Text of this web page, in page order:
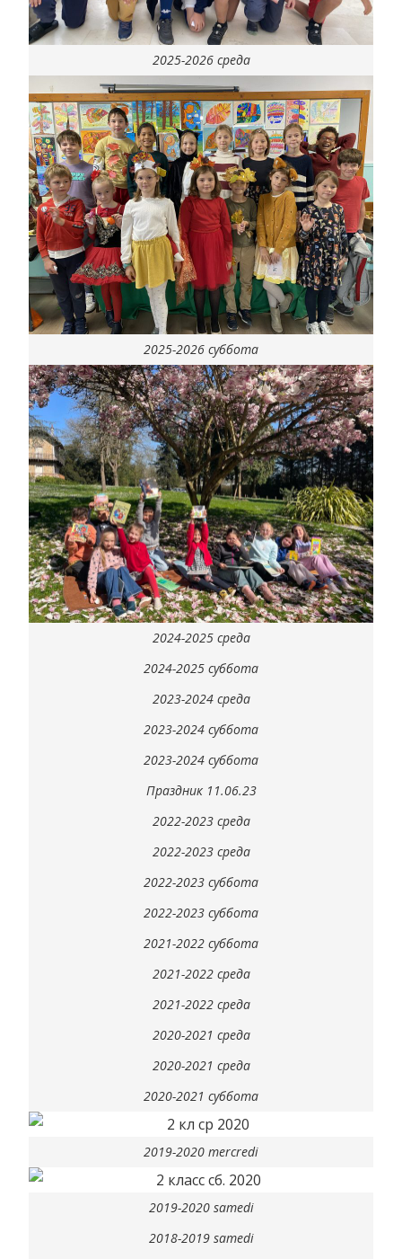
2025-2026 среда
2025-2026 суббота
2024-2025 среда
2024-2025 суббота
2023-2024 среда
2023-2024 суббота
2023-2024 суббота
Праздник 11.06.23
2022-2023 среда
2022-2023 среда
2022-2023 суббота
2022-2023 суббота
2021-2022 суббота
2021-2022 среда
2021-2022 среда
2020-2021 среда
2020-2021 среда
2020-2021 суббота
2019-2020 mercredi
2019-2020 samedi
2018-2019 samedi